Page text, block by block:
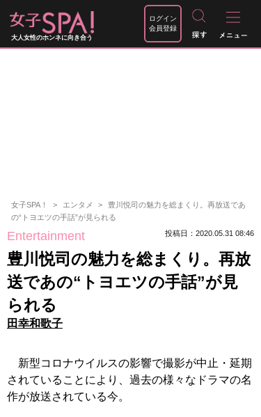
大人女性のホンネに向き合う
ログイン
会員登録
女子SPA！ エンタメ
豊川悦司の魅力を総まくり。再放送であ
の“トヨエツの手話”が見られる
Entertainment 投稿日：2020.05.31 08:46
豊川悦司の魅力を総まくり。再放
送であの“トヨエツの手話”が見
られる
田幸和歌子
新型コロナウイルスの影響で撮影が中止・延期
されていることにより、過去の様々なドラマの名
作が放送されている今。